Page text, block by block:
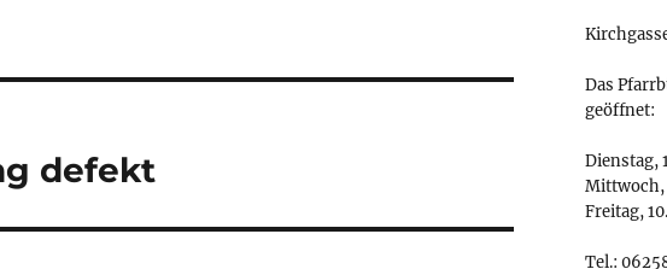
defekt
Das
geöffnet:
Dienstag,
Mittwoch,
Freitag,
Tel.: